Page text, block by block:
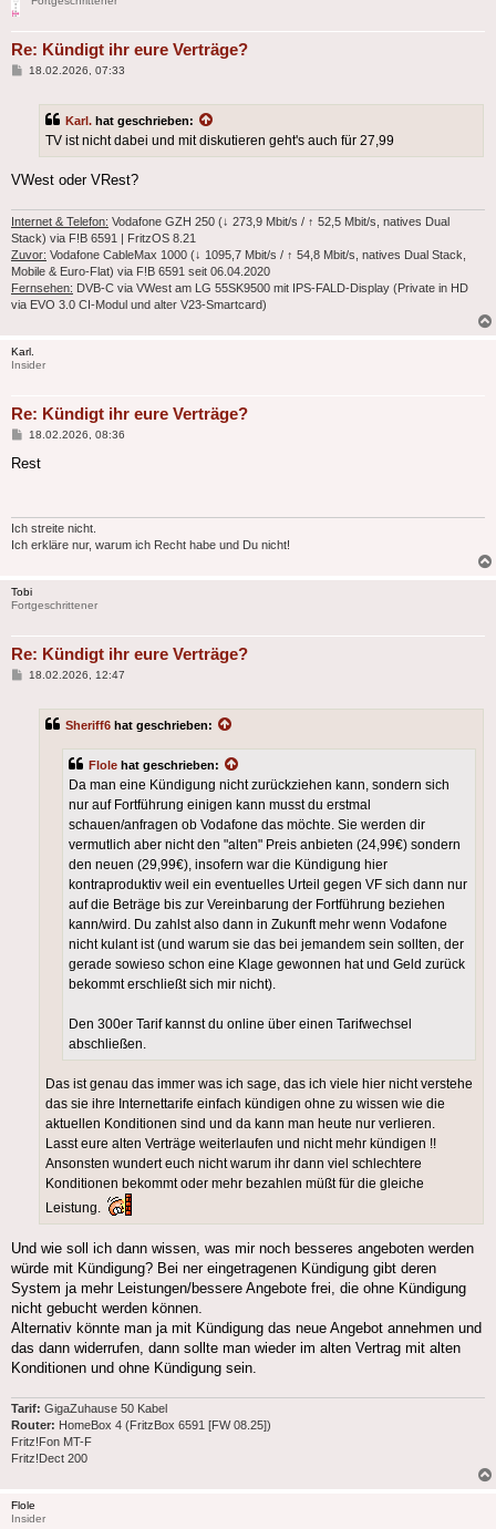
Re: Kündigt ihr eure Verträge?
Beitrag
18.02.2026, 07:33
Karl. hat geschrieben:
TV ist nicht dabei und mit diskutieren geht's auch für 27,99
VWest oder VRest?
Internet & Telefon: Vodafone GZH 250 (↓ 273,9 Mbit/s / ↑ 52,5 Mbit/s, natives Dual
Stack) via F!B 6591 | FritzOS 8.21
Zuvor: Vodafone CableMax 1000 (↓ 1095,7 Mbit/s / ↑ 54,8 Mbit/s, natives Dual Stack,
Mobile & Euro-Flat) via F!B 6591 seit 06.04.2020
Fernsehen: DVB-C via VWest am LG 55SK9500 mit IPS-FALD-Display (Private in HD
via EVO 3.0 CI-Modul und alter V23-Smartcard)
Karl.
Insider
Re: Kündigt ihr eure Verträge?
Beitrag
18.02.2026, 08:36
Rest
Ich streite nicht.
Ich erkläre nur, warum ich Recht habe und Du nicht!
Tobi
Fortgeschrittener
Re: Kündigt ihr eure Verträge?
Beitrag
18.02.2026, 12:47
Sheriff6 hat geschrieben:
Flole hat geschrieben:
Da man eine Kündigung nicht zurückziehen kann, sondern sich
nur auf Fortführung einigen kann musst du erstmal
schauen/anfragen ob Vodafone das möchte. Sie werden dir
vermutlich aber nicht den "alten" Preis anbieten (24,99€) sondern
den neuen (29,99€), insofern war die Kündigung hier
kontraproduktiv weil ein eventuelles Urteil gegen VF sich dann nur
auf die Beträge bis zur Vereinbarung der Fortführung beziehen
kann/wird. Du zahlst also dann in Zukunft mehr wenn Vodafone
nicht kulant ist (und warum sie das bei jemandem sein sollten, der
gerade sowieso schon eine Klage gewonnen hat und Geld zurück
bekommt erschließt sich mir nicht).
Den 300er Tarif kannst du online über einen Tarifwechsel
abschließen.
Das ist genau das immer was ich sage, das ich viele hier nicht verstehe
das sie ihre Internettarife einfach kündigen ohne zu wissen wie die
aktuellen Konditionen sind und da kann man heute nur verlieren.
Lasst eure alten Verträge weiterlaufen und nicht mehr kündigen !!
Ansonsten wundert euch nicht warum ihr dann viel schlechtere
Konditionen bekommt oder mehr bezahlen müßt für die gleiche
Leistung.
Und wie soll ich dann wissen, was mir noch besseres angeboten werden
würde mit Kündigung? Bei ner eingetragenen Kündigung gibt deren
System ja mehr Leistungen/bessere Angebote frei, die ohne Kündigung
nicht gebucht werden können.
Alternativ könnte man ja mit Kündigung das neue Angebot annehmen und
das dann widerrufen, dann sollte man wieder im alten Vertrag mit alten
Konditionen und ohne Kündigung sein.
Tarif: GigaZuhause 50 Kabel
Router: HomeBox 4 (FritzBox 6591 [FW 08.25])
Fritz!Fon MT-F
Fritz!Dect 200
Flole
Insider